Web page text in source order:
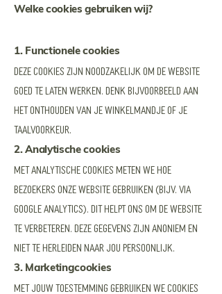
Welke cookies gebruiken wij?
1. Functionele cookies
Deze cookies zijn noodzakelijk om de website
goed te laten werken. Denk bijvoorbeeld aan
het onthouden van je winkelmandje of je
taalvoorkeur.
2. Analytische cookies
Met analytische cookies meten we hoe
bezoekers onze website gebruiken (bijv. via
Google Analytics). Dit helpt ons om de website
te verbeteren. Deze gegevens zijn anoniem en
niet te herleiden naar jou persoonlijk.
3. Marketingcookies
Met jouw toestemming gebruiken we cookies